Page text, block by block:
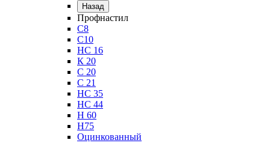
Назад
Профнастил
С8
С10
НС 16
К 20
С 20
С 21
НС 35
НС 44
Н 60
Н75
Оцинкованный